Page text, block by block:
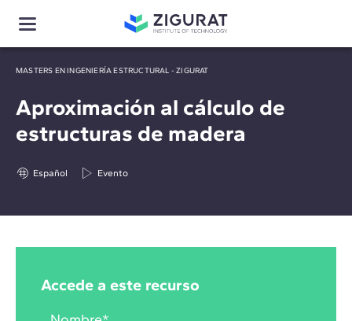
MASTERS EN INGENIERÍA ESTRUCTURAL - ZIGURAT
Aproximación al cálculo de
estructuras de madera
Español Evento
Accede a este recurso